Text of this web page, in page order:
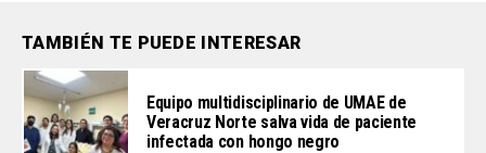
TAMBIÉN TE PUEDE INTERESAR
Equipo multidisciplinario de UMAE de
Veracruz Norte salva vida de paciente
infectada con hongo negro